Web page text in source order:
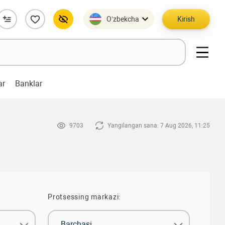
O’zbekcha Kirish
Banklar
9703 Yangilangan sana: 7 Aug 2026, 11:25
Protsessing markazi: